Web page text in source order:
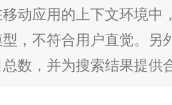
移动应用的上下文环境中
，不符合用户直觉。另
总数，并为搜索结果提供